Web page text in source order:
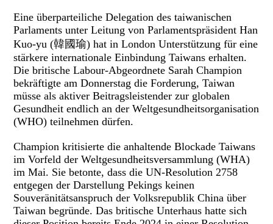
Eine überparteiliche Delegation des taiwanischen
Parlaments unter Leitung von Parlamentspräsident Han
Kuo-yu (韓國瑜) hat in London Unterstützung für eine
stärkere internationale Einbindung Taiwans erhalten.
Die britische Labour-Abgeordnete Sarah Champion
bekräftigte am Donnerstag die Forderung, Taiwan
müsse als aktiver Beitragsleistender zur globalen
Gesundheit endlich an der Weltgesundheitsorganisation
(WHO) teilnehmen dürfen.
Champion kritisierte die anhaltende Blockade Taiwans
im Vorfeld der Weltgesundheitsversammlung (WHA)
im Mai. Sie betonte, dass die UN-Resolution 2758
entgegen der Darstellung Pekings keinen
Souveränitätsanspruch der Volksrepublik China über
Taiwan begründe. Das britische Unterhaus hatte sich